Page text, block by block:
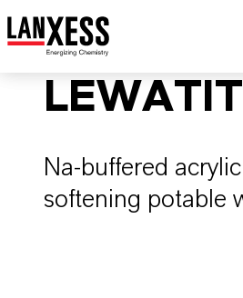
Na-buffered
softening potable